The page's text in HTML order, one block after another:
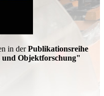
in derPublikationsreihe
Objektforschung"